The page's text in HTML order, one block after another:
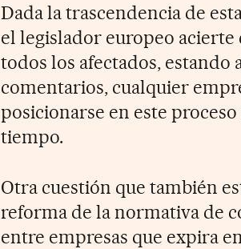
Dada la trascendencia de
el legislador europeo acierte
todos los afectados, estando
comentarios, cualquier
posicionarse en este
tiempo.
Otra cuestión que también
reforma de la normativa de
entre empresas que expira